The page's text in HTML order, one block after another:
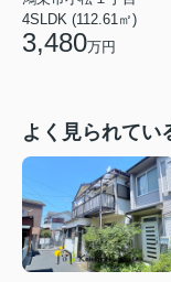
4SLDK (112.61㎡)
3,480万円
よく見られてい